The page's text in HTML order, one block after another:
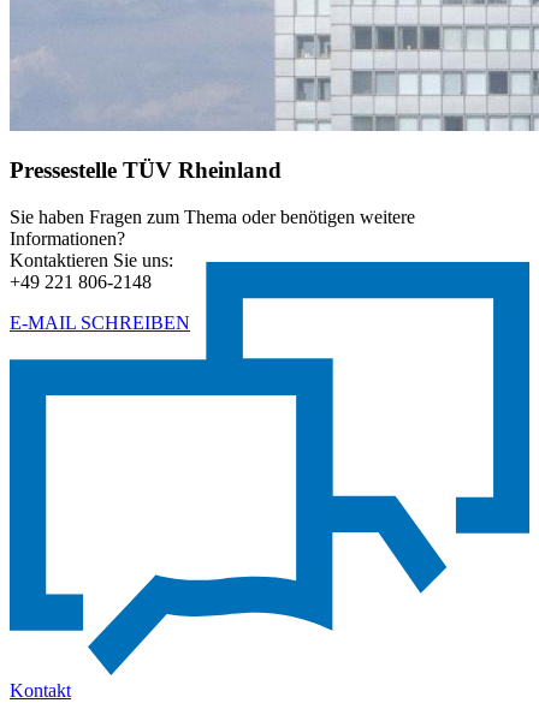
Pressestelle TÜV Rheinland
Sie haben Fragen zum Thema oder benötigen weitere
Informationen?
Kontaktieren Sie uns:
+49 221 806-2148
E-MAIL SCHREIBEN
Kontakt